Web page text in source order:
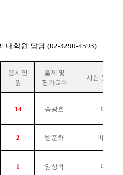
대학원 담당 (02-3290-4593)
응시인
원
출제 및
평가교수
시험 운영 방
14 송광호 대면
2 방준하 비대면
1 임상혁 대면